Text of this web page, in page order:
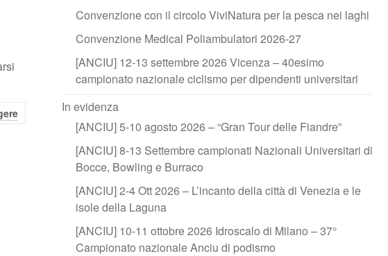
Convenzione con il circolo ViviNatura per la pesca nei laghi
Convenzione Medical Poliambulatori 2026-27
[ANCIU] 12-13 settembre 2026 Vicenza – 40esimo
campionato nazionale ciclismo per dipendenti universitari
In evidenza
[ANCIU] 5-10 agosto 2026 – “Gran Tour delle Fiandre”
[ANCIU] 8-13 Settembre campionati Nazionali Universitari di
Bocce, Bowling e Burraco
[ANCIU] 2-4 Ott 2026 – L’incanto della città di Venezia e le
isole della Laguna
[ANCIU] 10-11 ottobre 2026 Idroscalo di Milano – 37°
Campionato nazionale Anciu di podismo